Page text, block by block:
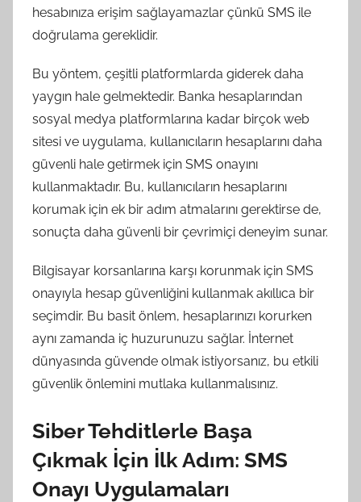
hesabınıza erişim sağlayamazlar çünkü SMS ile
doğrulama gereklidir.
Bu yöntem, çeşitli platformlarda giderek daha
yaygın hale gelmektedir. Banka hesaplarından
sosyal medya platformlarına kadar birçok web
sitesi ve uygulama, kullanıcıların hesaplarını daha
güvenli hale getirmek için SMS onayını
kullanmaktadır. Bu, kullanıcıların hesaplarını
korumak için ek bir adım atmalarını gerektirse de,
sonuçta daha güvenli bir çevrimiçi deneyim sunar.
Bilgisayar korsanlarına karşı korunmak için SMS
onayıyla hesap güvenliğini kullanmak akıllıca bir
seçimdir. Bu basit önlem, hesaplarınızı korurken
aynı zamanda iç huzurunuzu sağlar. İnternet
dünyasında güvende olmak istiyorsanız, bu etkili
güvenlik önlemini mutlaka kullanmalısınız.
Siber Tehditlerle Başa
Çıkmak İçin İlk Adım: SMS
Onayı Uygulamaları